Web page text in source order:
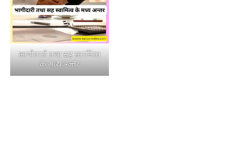
भागीदारी तथा सह स्वामित्व
के मध्य अन्तर